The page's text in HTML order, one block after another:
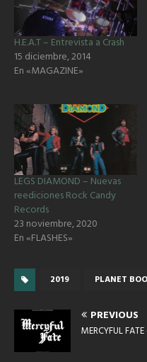
H.E.A.T – Entrevista a Crash
15 diciembre, 2014
En «MAGAZINE»
LEGS DIAMOND – Nuevas
reediciones Rock Candy
Records
23 noviembre, 2020
En «FLASHES»
2019 PLANET
PREVIOUS
MERCYFUL